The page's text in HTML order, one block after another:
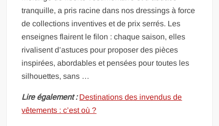
tranquille, a pris racine dans nos dressings à force
de collections inventives et de prix serrés. Les
enseignes flairent le filon : chaque saison, elles
rivalisent d’astuces pour proposer des pièces
inspirées, abordables et pensées pour toutes les
silhouettes, sans …
Lire également : Destinations des invendus de
vêtements : c’est où ?